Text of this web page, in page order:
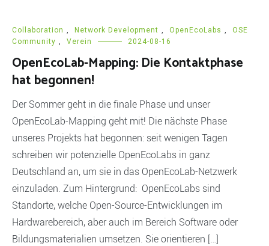
Collaboration Network Development OpenEcoLabs
OSE
Community
Verein 2024-08-16
OpenEcoLab-Mapping: Die Kontaktphase
hat begonnen!
Der Sommer geht in die finale Phase und unser
OpenEcoLab-Mapping geht mit! Die nächste Phase
unseres Projekts hat begonnen: seit wenigen Tagen
schreiben wir potenzielle OpenEcoLabs in ganz
Deutschland an, um sie in das OpenEcoLab-Netzwerk
einzuladen. Zum Hintergrund: OpenEcoLabs sind
Standorte, welche Open-Source-Entwicklungen im
Hardwarebereich, aber auch im Bereich Software oder
Bildungsmaterialien umsetzen. Sie orientieren […]